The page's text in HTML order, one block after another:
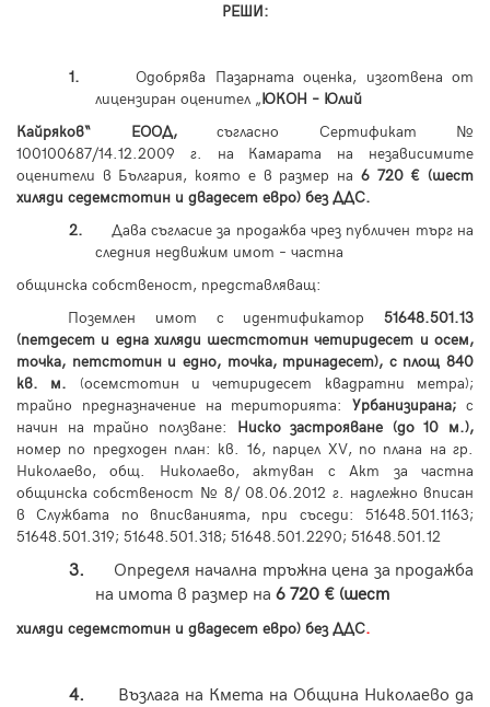
РЕШИ:
1.
Одобрява Пазарната оценка, изготвена от
лицензиран оценител „ЮКОН – Юлий
Кайряков“ ЕООД,съгласно Сертификат №
100100687/14.12.2009 г. на Камарата на независимите
оценители в България, която е в размер на 6 720 € (шест
хиляди седемстотин и двадесет евро) без ДДС.
2.
Дава съгласие за продажба чрез публичен търг на
следния недвижим имот – частна
общинска собственост, представляващ:
Поземлен имот с идентификатор 51648.501.13
(петдесет и една хиляди шестстотин четиридесет и осем,
точка, петстотин и едно, точка, тринадесет), с площ 840
кв. м. (осемстотин и четиридесет квадратни метра);
трайно предназначение на територията:Урбанизирана; с
начин на трайно ползване: Ниско застрояване (до 10 м.),
номер по предходен план: кв. 16, парцел XV, по плана на гр.
Николаево, общ. Николаево, актуван с Акт за частна
общинска собственост № 8/ 08.06.2012 г. надлежно вписан
в Службата по вписванията, при съседи: 51648.501.1163;
51648.501.319; 51648.501.318; 51648.501.2290; 51648.501.12
3.
Определя начална тръжна цена за продажба
на имота в размер на 6 720 € (шест
хиляди седемстотин и двадесет евро) без ДДС.
4.
Възлага на Кмета на Община Николаево да